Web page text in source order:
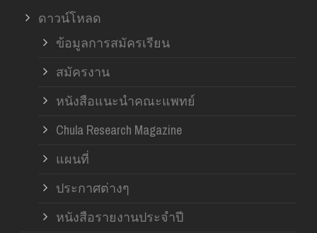
ดาวน์โหลด
ข้อมูลการสมัครเรียน
สมัครงาน
หนังสือแนะนำคณะแพทย์
Chula Research Magazine
แผนที่
ประกาศต่างๆ
หนังสือรายงานประจำปี